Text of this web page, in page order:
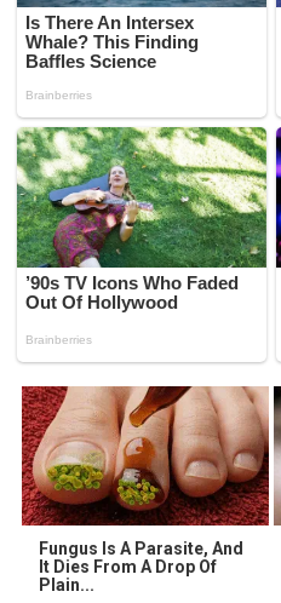
Fungus Is A Parasite, And
It Dies From A Drop Of
Plain...